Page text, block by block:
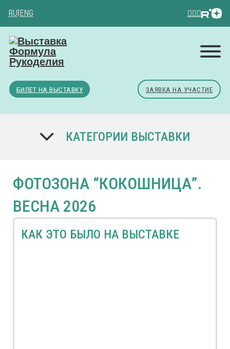
RU ENG
БИЛЕТ НА ВЫСТАВКУ ЗАЯВКА НА УЧАСТИЕ
КАТЕГОРИИ ВЫСТАВКИ
ФОТОЗОНА “КОКОШНИЦА”.
ВЕСНА 2026
КАК ЭТО БЫЛО НА ВЫСТАВКЕ